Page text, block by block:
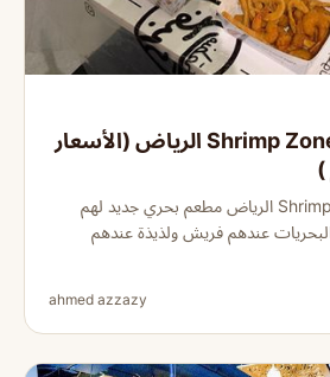
منطقة الجمبري Shrimp Zone الرياض (الأسعار
)
منطقة الجمبري Shrimp Zone الرياض مطعم بحري جديد لهم
البحريات عندهم فريش ولذيذة عندهم
ahmed azzazy